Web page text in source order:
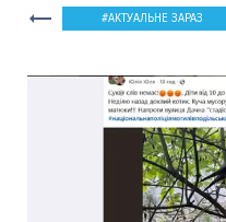
АКТУАЛЬНЕ ЗАРАЗ